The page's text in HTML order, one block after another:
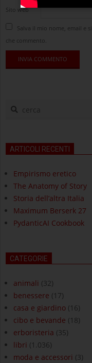
Sito web
Salva il mio nome, email e
che commento.
cerca
ARTICOLI RECENTI
Empirismo eretico
The Anatomy of Story
Storia dell’altra Italia
Maximum Berserk 27
PydanticAI Cookbook
CATEGORIE
animali (32)
benessere (17)
casa e giardino (16)
cibo e bevande (18)
erboristeria (35)
libri (1.036)
moda e accessori (3)